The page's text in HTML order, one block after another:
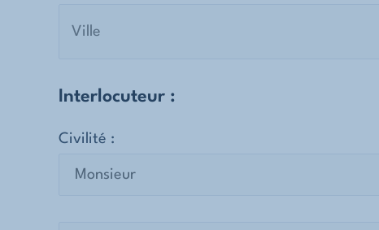
Interlocuteur :
Civilité :